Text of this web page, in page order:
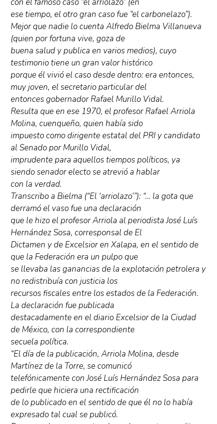
con el famoso caso “el arriolazo” (en
ese tiempo, el otro gran caso fue “el carbonelazo”).
Mejor que nadie lo cuenta Alfredo Bielma Villanueva
(quien por fortuna vive, goza de
buena salud y publica en varios medios), cuyo
testimonio tiene un gran valor histórico
porque él vivió el caso desde dentro: era entonces,
muy joven, el secretario particular del
entonces gobernador Rafael Murillo Vidal.
Resulta que en ese 1970, el profesor Rafael Arriola
Molina, cuenqueño, quien había sido
impuesto como dirigente estatal del PRI y candidato
al Senado por Murillo Vidal,
imprudente para aquellos tiempos políticos, ya
siendo senador electo se atrevió a hablar
con la verdad.
Transcribo a Bielma (“El ‘arriolazo’”): “… la gota que
derramó el vaso fue una declaración
que le hizo el profesor Arriola al periodista José Luís
Hernández Sosa, corresponsal de El
Dictamen y de Excelsior en Xalapa, en el sentido de
que la Federación era un pulpo que
se llevaba las ganancias de la explotación petrolera y
no redistribuía con justicia los
recursos fiscales entre los estados de la Federación.
La declaración fue publicada
destacadamente en el diario Excelsior de la Ciudad
de México, con la correspondiente
secuela política.
“El día de la publicación, Arriola Molina, desde
Martínez de la Torre, se comunicó
telefónicamente con José Luís Hernández Sosa para
pedirle que hiciera una rectificación
de lo publicado en el sentido de que él no lo había
expresado tal cual se publicó.